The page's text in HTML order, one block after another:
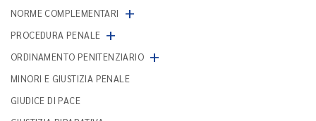
NORME COMPLEMENTARI
+
PROCEDURA PENALE +
ORDINAMENTO PENITENZIARIO +
MINORI E GIUSTIZIA PENALE
GIUDICE DI PACE